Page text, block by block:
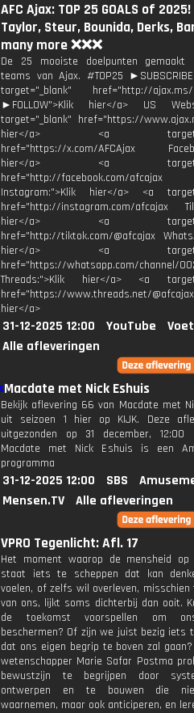
AFC Ajax: TOP 25 GOALS of
Taylor, Steur, Bounida, Derks,
many more ❌❌❌
De 25 mooiste doelpunten gemaakt
teams van Ajax. #TOP25
target="_blank" href="http://ajax.ms/
►FOLLOW">Klik hier</a> US
target="_blank" href="https://
hier</a> <a
href="https://x.com/AFCAjax
hier</a> <a
href="http://facebook.com/afcajax
Instagram:">Klik hier</a> <a
href="http://instagram.com/afcajax
hier</a> <a
href="http://tiktok.com/@afcajax
hier</a> <a
href="https://whatsapp.com/channel/
Threads:">Klik hier</a> <a
href="https://www.threads.net/
hier</a>
31-12-2025 12:00 YouTube
Alle afleveringen
Macdate met Nick Eshuis
Bekijk aflevering 66 van Macdate met
uit seizoen 1 hier op KIJK. Deze
uitgezonden op 31 december,
Macdate met Nick Eshuis is een
programma
31-12-2025 12:00 SBS
Mensen.TV
Alle afleveringen
VPRO Tegenlicht: Afl. 17
Het moment waarop de mensheid
staat iets te scheppen dat kan
voelen, of zelfs wil overleven,
van ons, lijkt soms dichterbij dan ooit.
de toekomst voorspellen om
beschermen? Of zijn we juist bezig iets
dat ons eigen begrip te boven zal
wetenschapper Marie Safar Postma
bewustzijn te begrijpen door
ontwerpen en te bouwen die
waarnemen, maar ook anticiperen, en